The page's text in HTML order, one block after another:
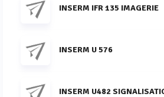
INSERM IFR 135 IMAGERIE
INSERM U 576
INSERM U482